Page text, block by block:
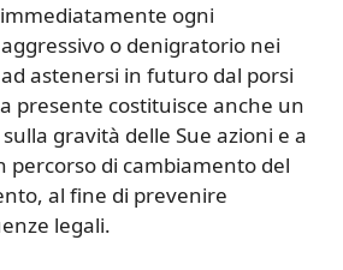
ogni
o denigratorio nei
astenersi in futuro dal porsi
presente costituisce anche un
gravità delle Sue azioni e a
di cambiamento del
al fine di prevenire
legali.